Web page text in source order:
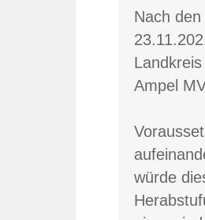
Nach
Ampel
würde